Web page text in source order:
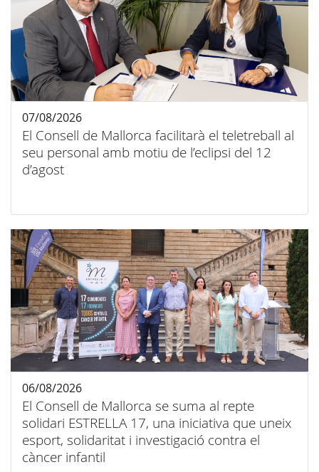
El Consell de Mallorca facilitarà el teletreball al
seu personal amb motiu de l’eclipsi del 12
d’agost
07/08/2026
El Consell de Mallorca se suma al repte
solidari ESTRELLA 17, una iniciativa que uneix
esport, solidaritat i investigació contra el
càncer infantil
06/08/2026